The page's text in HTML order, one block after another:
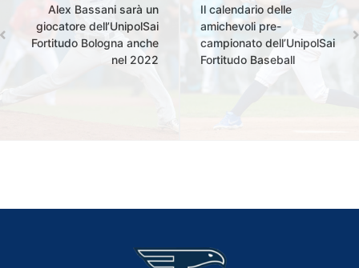
Alex Bassani sarà un
giocatore dell’UnipolSai
Fortitudo Bologna anche
nel 2022
Il calendario delle
amichevoli pre-
campionato dell’UnipolSai
Fortitudo Baseball